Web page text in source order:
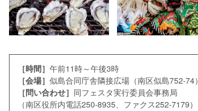
［時間］ 午前11時～午後3時
［会場］ 似島合同庁舎隣接広場（南区似島752-74）
［問い合わせ］ 同フェスタ実行委員会事務局
（南区役所内電話250-8935、ファクス252-7179）